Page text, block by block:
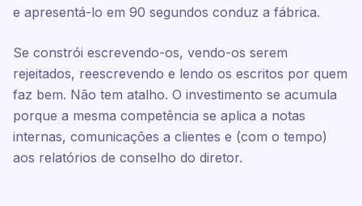
e apresentá-lo em 90 segundos conduz a fábrica.
Se constrói escrevendo-os, vendo-os serem
rejeitados, reescrevendo e lendo os escritos por quem
faz bem. Não tem atalho. O investimento se acumula
porque a mesma competência se aplica a notas
internas, comunicações a clientes e (com o tempo)
aos relatórios de conselho do diretor.